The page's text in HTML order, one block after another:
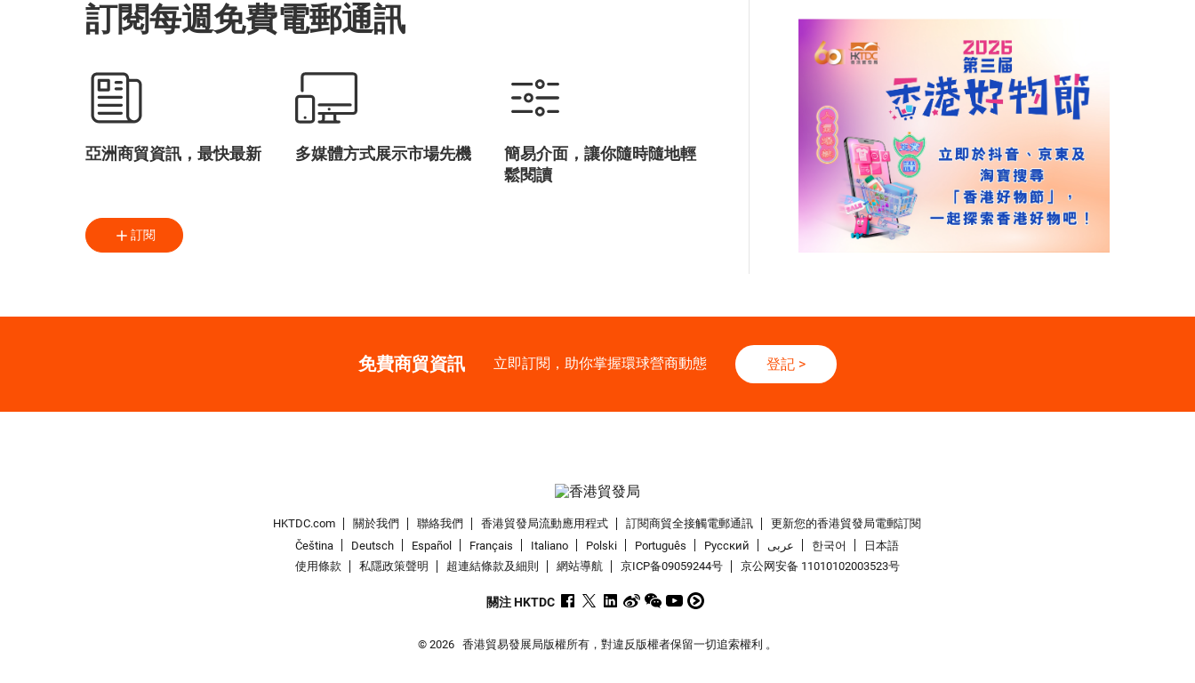
訂閱每週免費電郵通訊
亞洲商貿資訊，最快最新 多媒體方式展示市場先機
簡易介面，讓你隨時隨地輕
鬆閱讀
訂閱
免費商貿資訊 立即訂閱，助你掌握環球營商動態 登記>
HKTDC.com 關於我們 聯絡我們 香港貿發局流動應用程式 訂閱商貿全接觸電郵通訊
更新您的香港貿發局電郵訂閱
Čeština
Deutsch Español Français Italiano Polski Português Pусский عربى 한국어
日本語
使用條款
私隱政策聲明 超連結條款及細則 網站導航 京ICP备09059244号 京公网安备 11010102003523号
關注 HKTDC
© 2026 香港貿易發展局版權所有，對違反版權者保留一切追索權利 。